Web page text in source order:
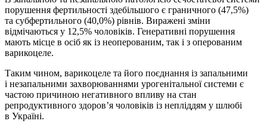
порушення фертильності здебільшого є граничного (47,5%)
та субфертильного (40,0%) рівнів. Виражені зміни
відмічаються у 12,5% чоловіків. Генеративні порушення
мають місце в осіб як із неоперованим, так і з оперованим
варикоцеле.
Таким чином, варикоцеле та його поєднання із запальними
і незапальними захворюваннями урогенітальної системи є
частою причиною негативного впливу на стан
репродуктивного здоров’я чоловіків із непліддям у шлюбі
в Україні.